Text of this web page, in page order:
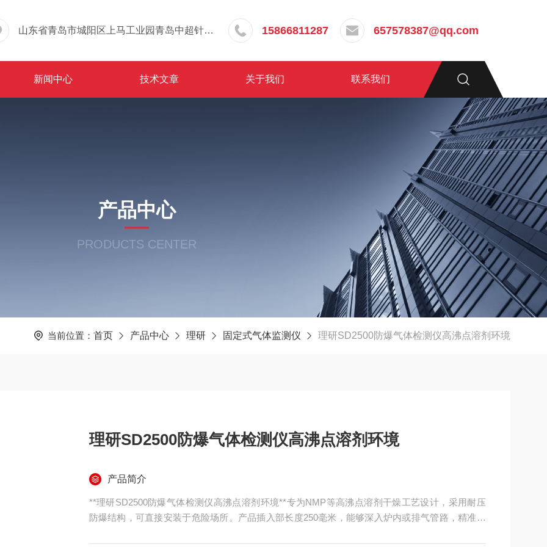
山东省青岛市城阳区上马工业园青岛中超针织有限公司院内东办公楼三层 15866811287 657578387@qq.com
新闻中心 技术文章 关于我们 联系我们
产品中心
PRODUCTS CENTER
当前位置： 首页 产品中心 理研 固定式气体监测仪 理研SD2500防爆气体检测仪高沸点溶剂环境
理研SD2500防爆气体检测仪高沸点溶剂环境
产品简介
**理研SD2500防爆气体检测仪高沸点溶剂环境**专为NMP等高沸点溶剂干燥工艺设计，采用耐压
防爆结构，可直接安装于危险场所。产品插入部长度250毫米，能够深入炉内或排气管路，精准捕